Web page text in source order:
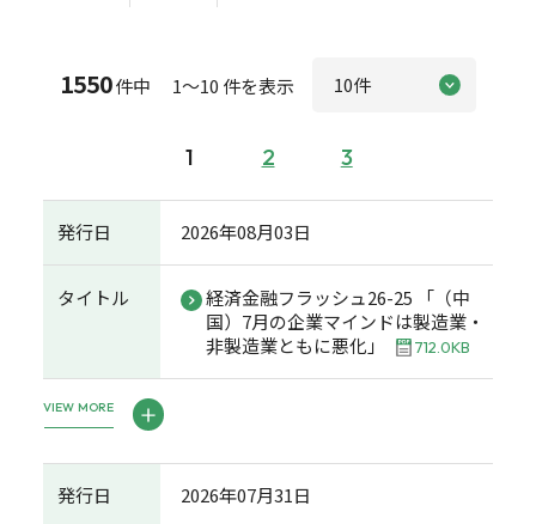
1550件中 1～10 件を表示
1 2 3
発行日 2026年08月03日
タイトル
経済金融フラッシュ26-25 「（中
国）7月の企業マインドは製造業・
非製造業ともに悪化」
712.0KB
VIEW MORE
発行日 2026年07月31日